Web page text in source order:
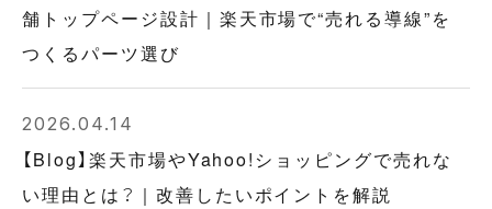
舗トップページ設計｜楽天市場で“売れる導線”を
つくるパーツ選び
2026.04.14
【Blog】楽天市場やYahoo!ショッピングで売れな
い理由とは？｜改善したいポイントを解説